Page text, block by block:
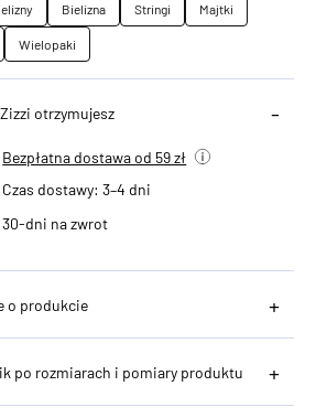
Bielizna Stringi
Majtki
Wielopaki
otrzymujesz
Bezpłatna dostawa od 59 zł
Czas dostawy: 3–4 dni
30-dni na zwrot
o produkcie
po rozmiarach i pomiary produktu